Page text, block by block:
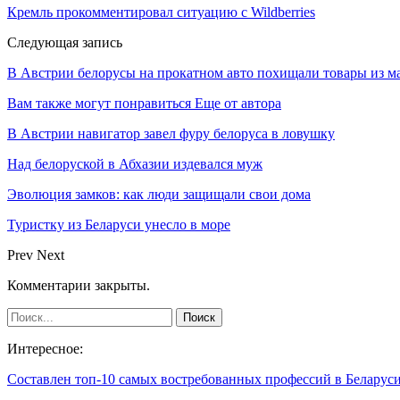
Кремль прокомментировал ситуацию с Wildberries
Следующая запись
В Австрии белорусы на прокатном авто похищали товары из
Вам также могут понравиться Еще от автора
В Австрии навигатор завел фуру белоруса в ловушку
Над белоруской в Абхазии издевался муж
Эволюция замков: как люди защищали свои дома
Туристку из Беларуси унесло в море
Prev Next
Комментарии закрыты.
Интересное:
Составлен топ-10 самых востребованных профессий в